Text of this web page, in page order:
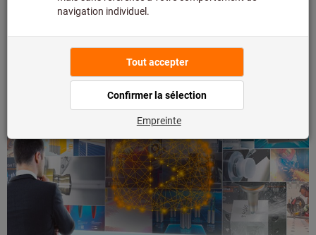
Manuel d’usinage
Tout ce que vous devez savoir sur l’usinage, dans un
En savoir plus